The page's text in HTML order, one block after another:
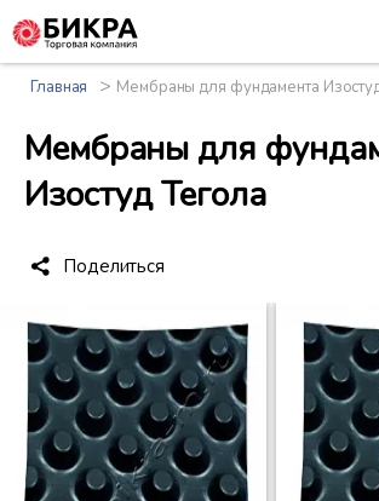
Главная > Мембраны для фундамента
Мембраны для
Изостуд Тегола
Поделиться